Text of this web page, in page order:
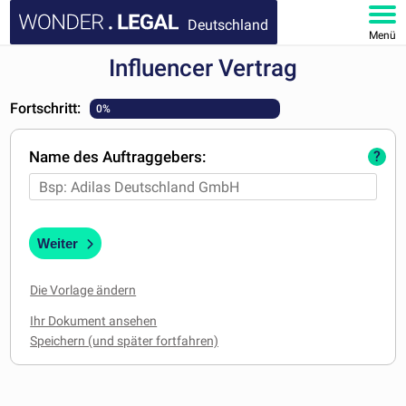
Deutschland
Menü
DOKUMENTE
FAQ
MEIN KONTO
Influencer Vertrag
Fortschritt: 0%
Name des Auftraggebers: ?
Weiter
Die Vorlage ändern
Ihr Dokument ansehen